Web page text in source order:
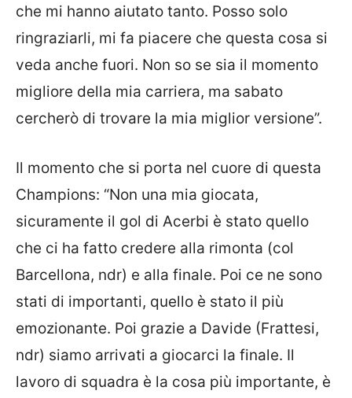
che mi hanno aiutato tanto. Posso solo
ringraziarli, mi fa piacere che questa cosa si
veda anche fuori. Non so se sia il momento
migliore della mia carriera, ma sabato
cercherò di trovare la mia miglior versione”.
Il momento che si porta nel cuore di questa
Champions: “Non una mia giocata,
sicuramente il gol di Acerbi è stato quello
che ci ha fatto credere alla rimonta (col
Barcellona, ndr) e alla finale. Poi ce ne sono
stati di importanti, quello è stato il più
emozionante. Poi grazie a Davide (Frattesi,
ndr) siamo arrivati a giocarci la finale. Il
lavoro di squadra è la cosa più importante, è